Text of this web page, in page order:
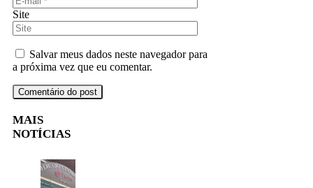
Site
Salvar meus dados neste navegador para
a próxima vez que eu comentar.
MAIS
NOTÍCIAS